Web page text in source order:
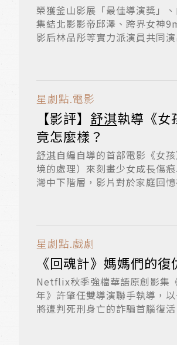
榮獲釜山影展「最佳導演獎」
集結北影影帝邱澤、跨界女神
影后林品彤等實力派演員共同
星劇點.電影
【影評】 舒淇執導《女
竟怎麼樣？
舒淇自編自導的首部電影《女
境的處理）來刻畫少女成長傷
灣中下階層，影片對於家庭回
星劇點.戲劇
《回魂計》媽媽們的
Netflix秋季強檔華語原創影集
年》許肇任雙導演聯手執導，
將遭判死刑身亡的詐騙首腦復